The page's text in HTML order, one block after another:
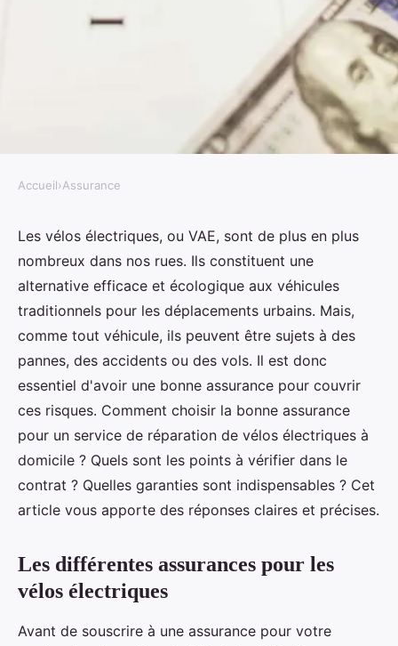
Quelle assurance pour un
service de réparation de vélos
électriques à domicile ?
Noa•20 mai 2024•6 min de lecture
Accueil›Assurance
Les vélos électriques, ou VAE, sont de plus en plus
nombreux dans nos rues. Ils constituent une
alternative efficace et écologique aux véhicules
traditionnels pour les déplacements urbains. Mais,
comme tout véhicule, ils peuvent être sujets à des
pannes, des accidents ou des vols. Il est donc
essentiel d'avoir une bonne assurance pour couvrir
ces risques. Comment choisir la bonne assurance
pour un service de réparation de vélos électriques à
domicile ? Quels sont les points à vérifier dans le
contrat ? Quelles garanties sont indispensables ? Cet
article vous apporte des réponses claires et précises.
Les différentes assurances pour les
vélos électriques
Avant de souscrire à une assurance pour votre